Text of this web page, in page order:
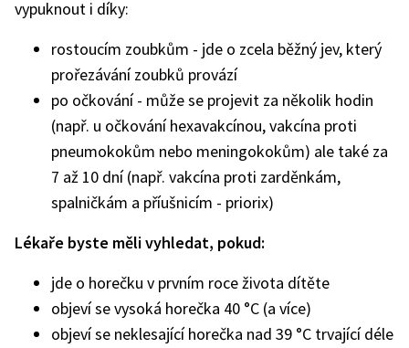
vypuknout i díky:
rostoucím zoubkům - jde o zcela běžný jev, který
prořezávání zoubků provází
po očkování - může se projevit za několik hodin
(např. u očkování hexavakcínou, vakcína proti
pneumokokům nebo meningokokům) ale také za
7 až 10 dní (např. vakcína proti zarděnkám,
spalničkám a příušnicím - priorix)
Lékaře byste měli vyhledat, pokud:
jde o horečku v prvním roce života dítěte
objeví se vysoká horečka 40 °C (a více)
objeví se neklesající horečka nad 39 °C trvající déle